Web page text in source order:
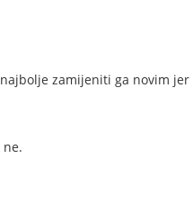
zamijeniti ga novim jer